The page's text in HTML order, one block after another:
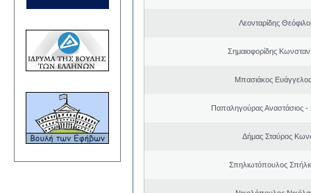
Λεονταρίδης
Σημαιοφορίδης
Μπασιάκος
Παπαληγούρας Αναστάσιος -
Δήμας Σταύρος
Σπηλιωτόπουλος